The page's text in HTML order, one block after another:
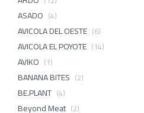
ASADO (4)
AVICOLA DEL OESTE (6)
AVICOLA EL POYOTE (14)
AVIKO (1)
BANANA BITES (2)
BE.PLANT (4)
Beyond Meat (2)